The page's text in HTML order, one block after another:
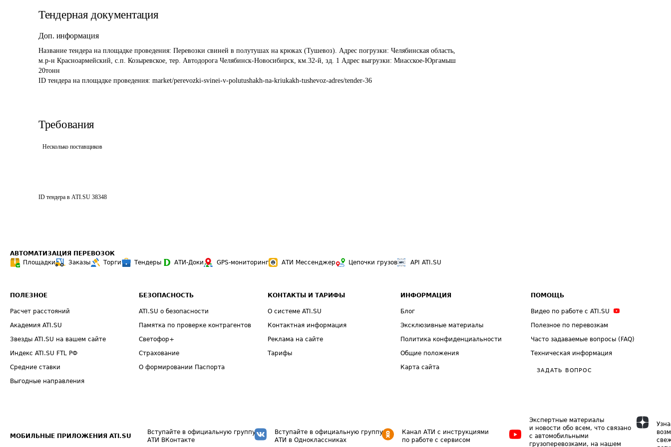
Тендерная документация
Доп. информация
Название тендера на площадке проведения: Перевозки свиней в полутушах на крюках (Тушевоз). Адрес погрузки: Челябинская область,
м.р-н Красноармейский, с.п. Козыревское, тер. Автодорога Челябинск-Новосибирск, км.32-й, зд. 1 Адрес выгрузки: Миасское-Юргамыш
20тонн
ID тендера на площадке проведения: market/perevozki-svinei-v-polutushakh-na-kriukakh-tushevoz-adres/tender-36
Требования
Несколько поставщиков
ID тендера в ATI.SU 38348
АВТОМАТИЗАЦИЯ ПЕРЕВОЗОК
Площадки
Заказы Торги Тендеры АТИ-Доки GPS-мониторинг АТИ Мессенджер Цепочки грузов API ATI.SU
ПОЛЕЗНОЕ
Расчет расстояний
Академия ATI.SU
Звезды ATI.SU на вашем сайте
Индекс ATI.SU FTL РФ
Средние ставки
Выгодные направления
БЕЗОПАСНОСТЬ
ATI.SU о безопасности
Памятка по проверке контрагентов
Светофор+
Страхование
О формировании Паспорта
КОНТАКТЫ И ТАРИФЫ
О системе ATI.SU
Контактная информация
Реклама на сайте
Тарифы
ИНФОРМАЦИЯ
Блог
Эксклюзивные материалы
Политика конфиденциальности
Общие положения
Карта сайта
ПОМОЩЬ
Видео по работе с ATI.SU
Полезное по перевозкам
Часто задаваемые вопросы (FAQ)
Техническая информация
ЗАДАТЬ ВОПРОС
МОБИЛЬНЫЕ ПРИЛОЖЕНИЯ ATI.SU
Вступайте в официальную группу
АТИ ВКонтакте
Вступайте в официальную группу
АТИ в Одноклассниках
Канал АТИ с инструкциями
по работе с сервисом
Экспертные материалы
и новости обо всем, что связано
с автомобильными
грузоперевозками, на нашем